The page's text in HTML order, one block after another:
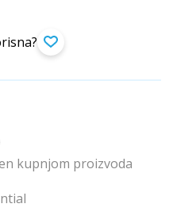
kupnjom proizvoda